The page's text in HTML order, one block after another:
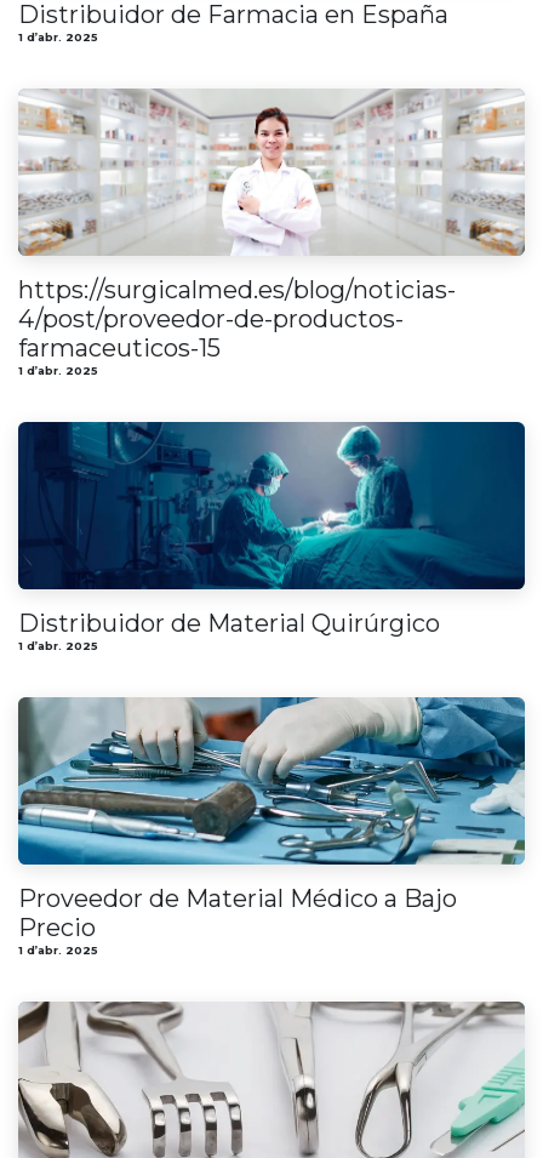
Distribuidor de Farmacia en España
1 d’abr. 2025
https://surgicalmed.es/blog/noticias-
4/post/proveedor-de-productos-
farmaceuticos-15
1 d’abr. 2025
Distribuidor de Material Quirúrgico
1 d’abr. 2025
Proveedor de Material Médico a Bajo
Precio
1 d’abr. 2025